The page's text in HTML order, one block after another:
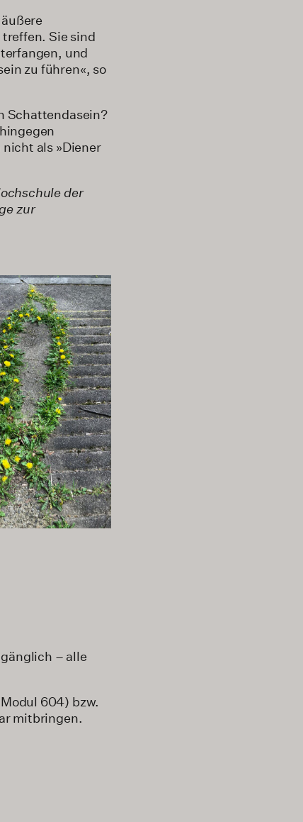
treffen. Sie sind
und
zu führen«, so
Schattendasein?
als »Diener
der
zur
– alle
604) bzw.
mitbringen.